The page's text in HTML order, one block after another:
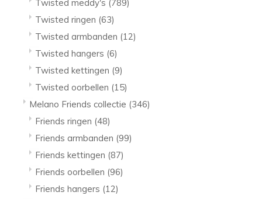
Twisted meddy's (789)
Twisted ringen (63)
Twisted armbanden (12)
Twisted hangers (6)
Twisted kettingen (9)
Twisted oorbellen (15)
Melano Friends collectie (346)
Friends ringen (48)
Friends armbanden (99)
Friends kettingen (87)
Friends oorbellen (96)
Friends hangers (12)